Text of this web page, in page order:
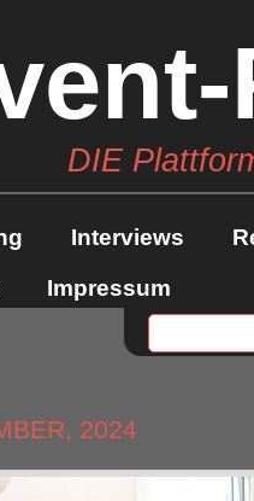
DIE
Interviews
Impressum
2024